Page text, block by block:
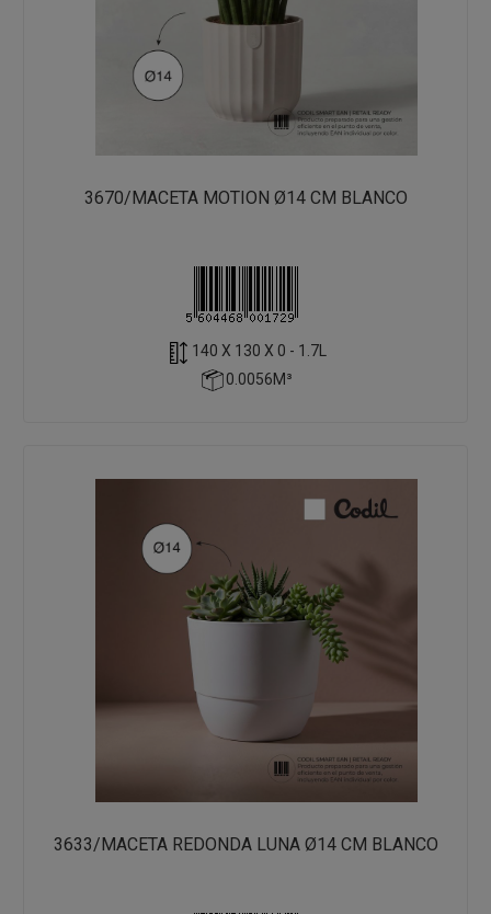
3670/MACETA MOTION Ø14 CM BLANCO
140 X 130 X 0 - 1.7L
0.0056M³
3633/MACETA REDONDA LUNA Ø14 CM BLANCO